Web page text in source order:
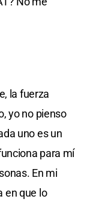
la fuerza
yo no pienso
uno es un
para mí
En mi
en que lo